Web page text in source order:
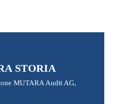
STORIA
MUTARA Audit AG,